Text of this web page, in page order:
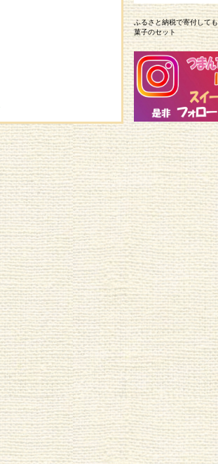
ふるさと納税で寄付して
菓子のセット